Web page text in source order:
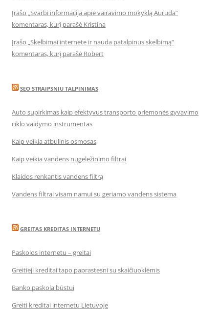
Įrašo „Svarbi informacija apie vairavimo mokyklą Auruda“
komentaras, kurį parašė Kristina
Įrašo „Skelbimai internete ir nauda patalpinus skelbimą“
komentaras, kurį parašė Robert
SEO STRAIPSNIU TALPINIMAS
Auto supirkimas kaip efektyvus transporto priemonės gyvavimo
ciklo valdymo instrumentas
Kaip veikia atbulinis osmosas
Kaip veikia vandens nugeležinimo filtrai
Klaidos renkantis vandens filtrą
Vandens filtrai visam namui su geriamo vandens sistema
GREITAS KREDITAS INTERNETU
Paskolos internetu – greitai
Greitieji kreditai tapo paprastesni su skaičiuoklėmis
Banko paskola būstui
Greiti kreditai internetu Lietuvoje